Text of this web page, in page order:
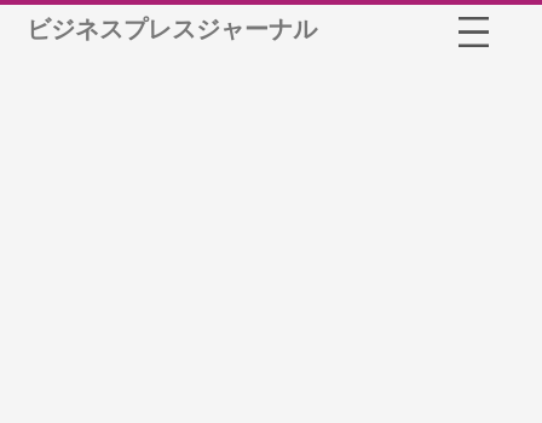
ビジネスプレスジャーナル